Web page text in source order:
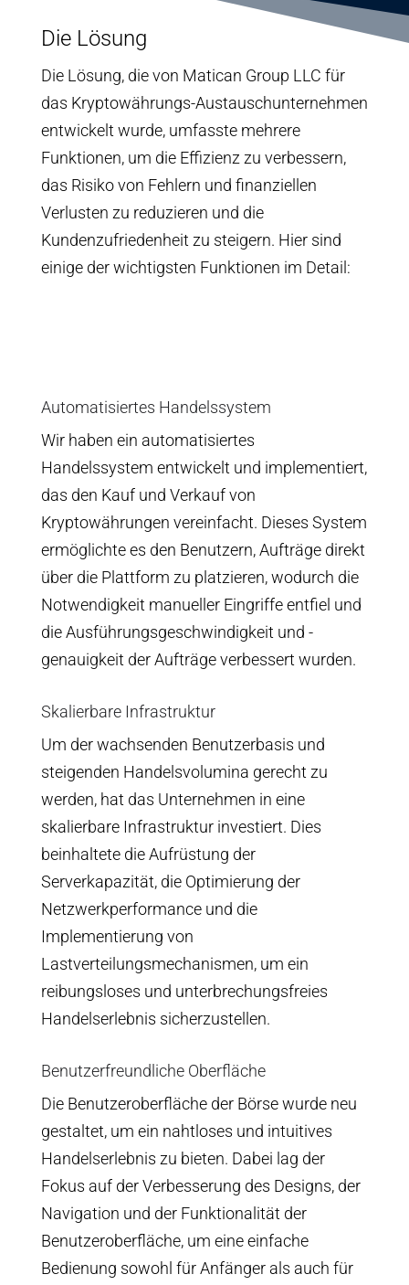
Die Lösung
Die Lösung, die von Matican Group LLC für
das Kryptowährungs-Austauschunternehmen
entwickelt wurde, umfasste mehrere
Funktionen, um die Effizienz zu verbessern,
das Risiko von Fehlern und finanziellen
Verlusten zu reduzieren und die
Kundenzufriedenheit zu steigern. Hier sind
einige der wichtigsten Funktionen im Detail:
Automatisiertes Handelssystem
Wir haben ein automatisiertes
Handelssystem entwickelt und implementiert,
das den Kauf und Verkauf von
Kryptowährungen vereinfacht. Dieses System
ermöglichte es den Benutzern, Aufträge direkt
über die Plattform zu platzieren, wodurch die
Notwendigkeit manueller Eingriffe entfiel und
die Ausführungsgeschwindigkeit und -
genauigkeit der Aufträge verbessert wurden.
Skalierbare Infrastruktur
Um der wachsenden Benutzerbasis und
steigenden Handelsvolumina gerecht zu
werden, hat das Unternehmen in eine
skalierbare Infrastruktur investiert. Dies
beinhaltete die Aufrüstung der
Serverkapazität, die Optimierung der
Netzwerkperformance und die
Implementierung von
Lastverteilungsmechanismen, um ein
reibungsloses und unterbrechungsfreies
Handelserlebnis sicherzustellen.
Benutzerfreundliche Oberfläche
Die Benutzeroberfläche der Börse wurde neu
gestaltet, um ein nahtloses und intuitives
Handelserlebnis zu bieten. Dabei lag der
Fokus auf der Verbesserung des Designs, der
Navigation und der Funktionalität der
Benutzeroberfläche, um eine einfache
Bedienung sowohl für Anfänger als auch für